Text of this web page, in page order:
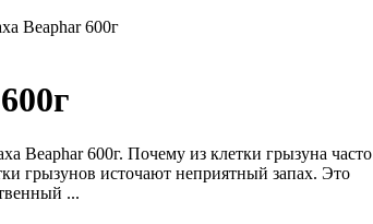
Beaphar 600г
Beaphar 600г. Почему из клетки грызуна часто
грызунов источают неприятный запах. Это
...